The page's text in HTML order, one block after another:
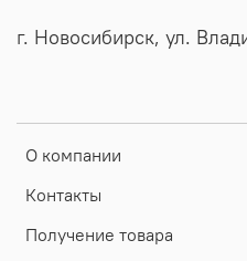
О компании
Контакты
Получение товара
г. Новосибирск, ул.